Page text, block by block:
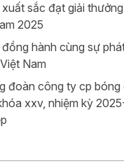
sắc đạt giải
2025
hành cùng sự
Nam
đoàn công ty cp bóng
xxv, nhiệm kỳ